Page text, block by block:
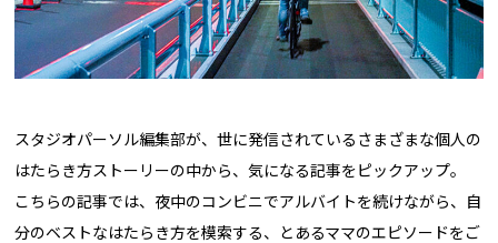
スタジオパーソル編集部が、世に発信されているさまざまな個人の
はたらき方ストーリーの中から、気になる記事をピックアップ。
こちらの記事では、夜中のコンビニでアルバイトを続けながら、自
分のベストなはたらき方を模索する、とあるママのエピソードをご